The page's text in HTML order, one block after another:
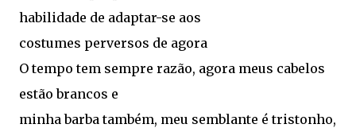
habilidade de adaptar-se aos
costumes perversos de agora
O tempo tem sempre razão, agora meus cabelos
estão brancos e
minha barba também, meu semblante é tristonho,